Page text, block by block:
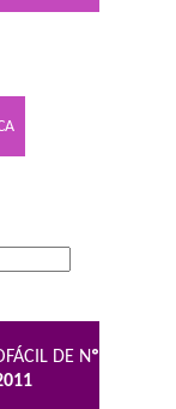
DE Nº